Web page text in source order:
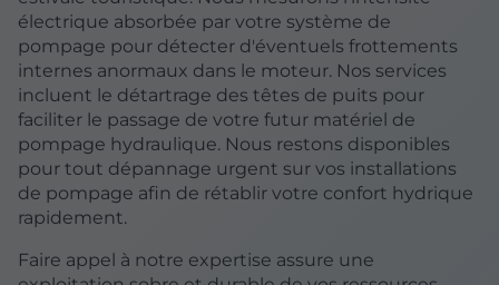
électrique absorbée par votre système de
pompage pour détecter d'éventuels frottements
internes anormaux dans le moteur. Nos services
incluent le détartrage des têtes de puits pour
faciliter le passage de votre futur matériel de
pompage hydraulique. Nous restons disponibles
pour tout dépannage urgent sur vos installations
de pompage afin de rétablir votre confort hydrique
rapidement.
Faire appel à notre expertise assure une